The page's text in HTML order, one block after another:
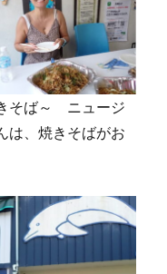
そば～ ニュージ
は、焼きそばがお